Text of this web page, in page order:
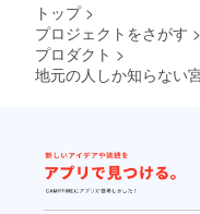
トップ >
プロジェクトをさがす >
プロダクト >
地元の人しか知らない